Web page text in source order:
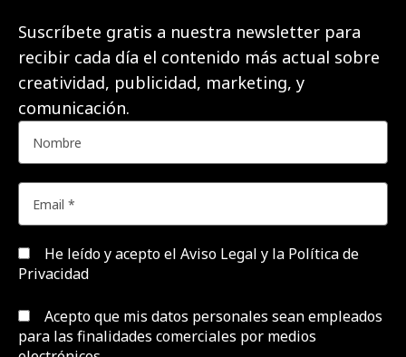
Suscríbete gratis a nuestra newsletter para
recibir cada día el contenido más actual sobre
creatividad, publicidad, marketing, y
comunicación.
He leído y acepto el Aviso Legal y la Política de
Privacidad
Acepto que mis datos personales sean empleados
para las finalidades comerciales por medios